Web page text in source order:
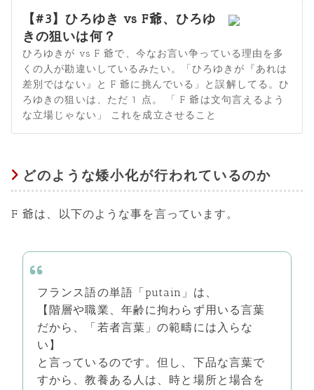
【#3】ひろゆき vs F爺、ひろゆ
きの狙いは何？
ひろゆきが vs F 爺で、今なお言い争っている理由を多
くの人が勘違いしているみたい。「ひろゆきが『あれは
差別ではない』と F 爺に挑んでいる」と誤解してる。ひ
ろゆきの狙いは、ただ 1 点。 「 F 爺は文句言えるよう
な立場じゃない」 これを成立させること
どのような矮小化が行われているのか
F 爺は、以下のような事を言っています。
フランス語の単語「putain」は、
【階層や職業、年齢に拘わらず用いる言葉
だから、「若者言葉」の範疇には入らな
い】
と言っているのです。但し、下品な言葉で
すから、教養ある人は、時と場所と場合を